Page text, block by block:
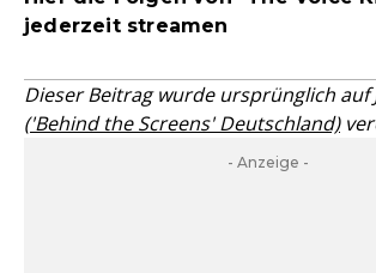
jederzeit streamen
Dieser Beitrag wurde ursprünglich auf
('Behind the Screens' Deutschland)
- Anzeige -